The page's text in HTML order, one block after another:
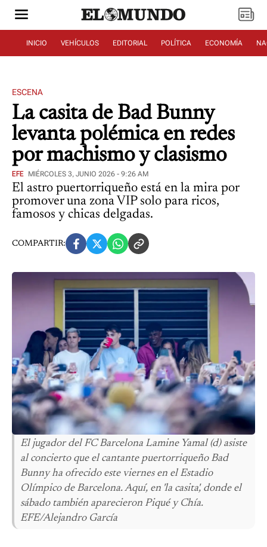
INICIO VEHÍCULOS EDITORIAL POLÍTICA ECONOMÍA
ESCENA
La casita de Bad Bunny
levanta polémica en redes
por machismo y clasismo
EFE MIÉRCOLES 3, JUNIO 2026 - 9:26 AM
El astro puertorriqueño está en la mira por
promover una zona VIP solo para ricos,
famosos y chicas delgadas.
COMPARTIR:
El jugador del FC Barcelona Lamine Yamal (d) asiste
al concierto que el cantante puertorriqueño Bad
Bunny ha ofrecido este viernes en el Estadio
Olímpico de Barcelona. Aquí, en 'la casita', donde el
sábado también aparecieron Piqué y Chía.
EFE/Alejandro García